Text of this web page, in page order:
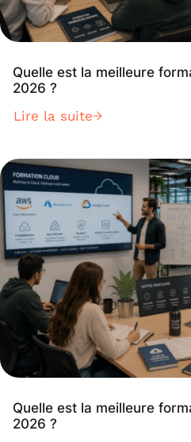
Quelle est la meilleure
2026 ?
Lire la suite
Quelle est la meilleure
2026 ?